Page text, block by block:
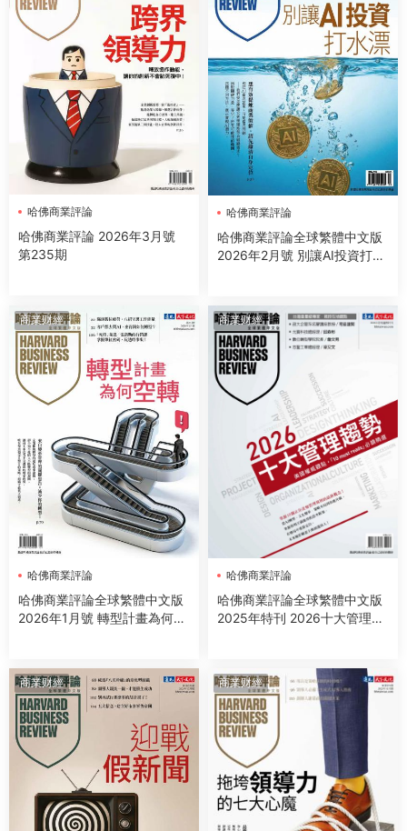
哈佛商業評論
哈佛商業評論 2026年3月號
第235期
哈佛商業評論
哈佛商業評論全球繁體中文版
2026年2月號 別讓AI投資打水
商業财經
哈佛商業評論
哈佛商業評論全球繁體中文版
2026年1月號 轉型計畫為何空
商業财經
哈佛商業評論
哈佛商業評論全球繁體中文版
2025年特刊 2026十大管理趨
商業财經 商業财經